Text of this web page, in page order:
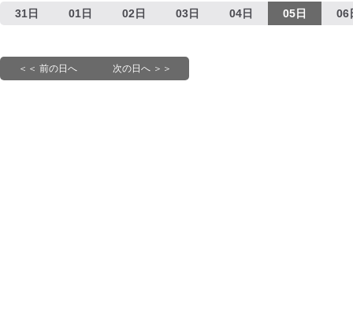
31日 01日 02日 03日 04日 05日 06
＜＜ 前の日へ 次の日へ ＞＞